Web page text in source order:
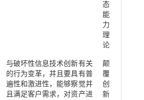
态
能
力
理
论
与破坏性信息技术创新有关
的行为变革，并且要具有普
遍性和激进性，能够察觉并
且满足客户需求，对资产进
颠
覆
创
新